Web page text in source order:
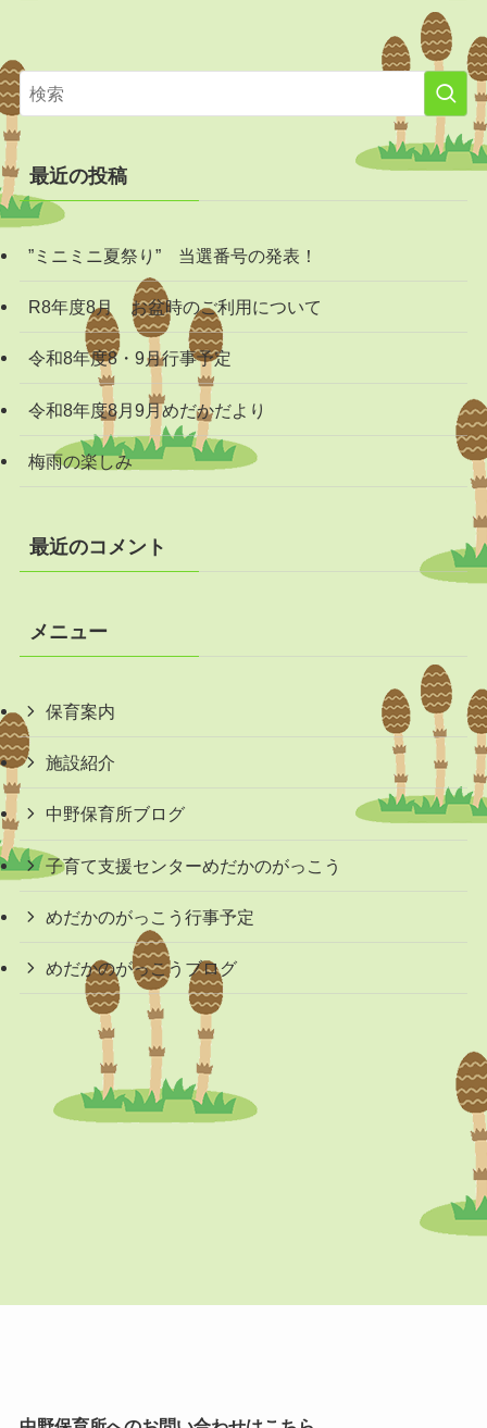
最近の投稿
”ミニミニ夏祭り” 当選番号の発表！
R8年度8月 お盆時のご利用について
令和8年度8・9月行事予定
令和8年度8月9月めだかだより
梅雨の楽しみ
最近のコメント
メニュー
保育案内
施設紹介
中野保育所ブログ
子育て支援センターめだかのがっこう
めだかのがっこう行事予定
めだかのがっこうブログ